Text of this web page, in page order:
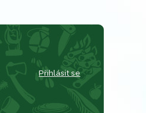
Přihlásit se